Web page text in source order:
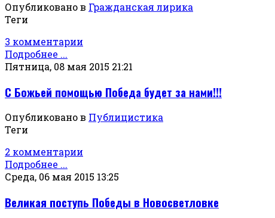
Опубликовано в Гражданская лирика
Теги
3 комментарии
Подробнее ...
Пятница, 08 мая 2015 21:21
С Божьей помощью Победа будет за нами!!!
Опубликовано в Публицистика
Теги
2 комментарии
Подробнее ...
Среда, 06 мая 2015 13:25
Великая поступь Победы в Новосветловке